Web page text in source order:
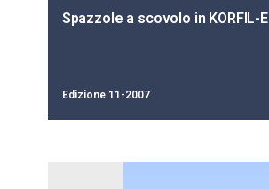
Spazzole a scovolo in KORFIL-E
Edizione 11-2007